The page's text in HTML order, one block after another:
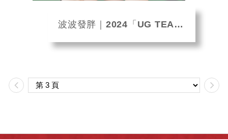
波波發胖｜2024「UG TEA」必喝推薦TOP5，首間AI手搖店、7秒就做一杯...